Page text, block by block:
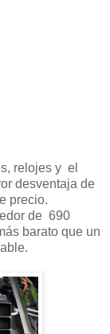
relojes y el
desventaja de
precio.
de 690
barato que un